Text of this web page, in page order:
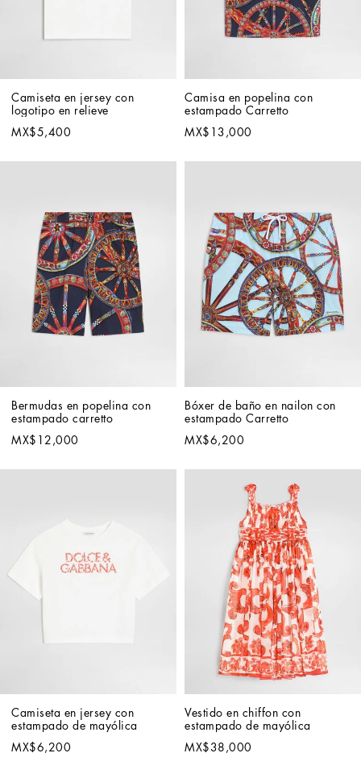
Camiseta en jersey con
logotipo en relieve
MX$5,400
Camisa en popelina con
estampado Carretto
MX$13,000
Bermudas en popelina con
estampado carretto
MX$12,000
Bóxer de baño en nailon con
estampado Carretto
MX$6,200
Camiseta en jersey con
estampado de mayólica
MX$6,200
Vestido en chiffon con
estampado de mayólica
MX$38,000